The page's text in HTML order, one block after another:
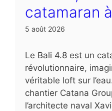
catamaran
5 août 2026
Le Bali 4.8 est un
révolutionnaire,
véritable loft sur
chantier Catana
l’architecte naval